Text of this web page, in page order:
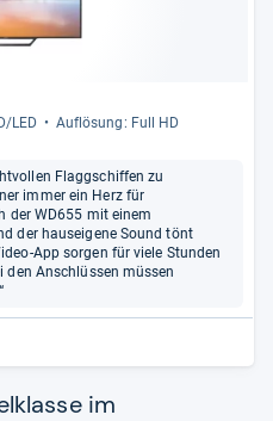
LED Auf­lö­sung: Full HD
Flaggschiffen zu
immer ein Herz für
der WD655 mit einem
der hauseigene Sound tönt
App sorgen für viele Stunden
den Anschlüssen müssen
im